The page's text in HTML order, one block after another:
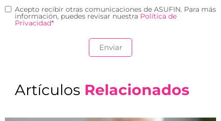
Acepto recibir otras comunicaciones de ASUFIN. Para más
información, puedes revisar nuestra Política de
Privacidad*
Artículos Relacionados